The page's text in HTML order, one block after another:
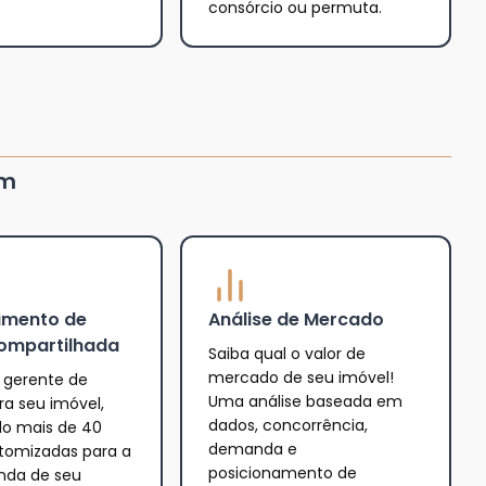
consórcio ou permuta.
de
de
seu imóvel,
mais de 40
para a
de seu
Análise de Mercado
Saiba qual o valor de
mercado de seu imóvel!
Uma análise baseada em
dados, concorrência,
demanda e
posicionamento de